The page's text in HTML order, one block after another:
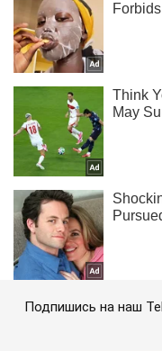
Подпишись на наш